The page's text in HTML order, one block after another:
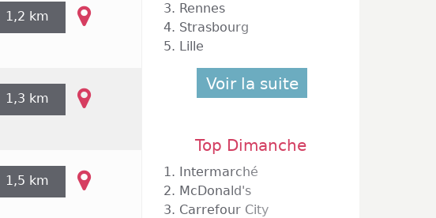
1,2 km
1,3 km
Montceau Les Mines
1,5 km
3. Rennes
4. Strasbourg
5. Lille
Voir la suite
Top Dimanche
1. Intermarché
2. McDonald's
3. Carrefour City